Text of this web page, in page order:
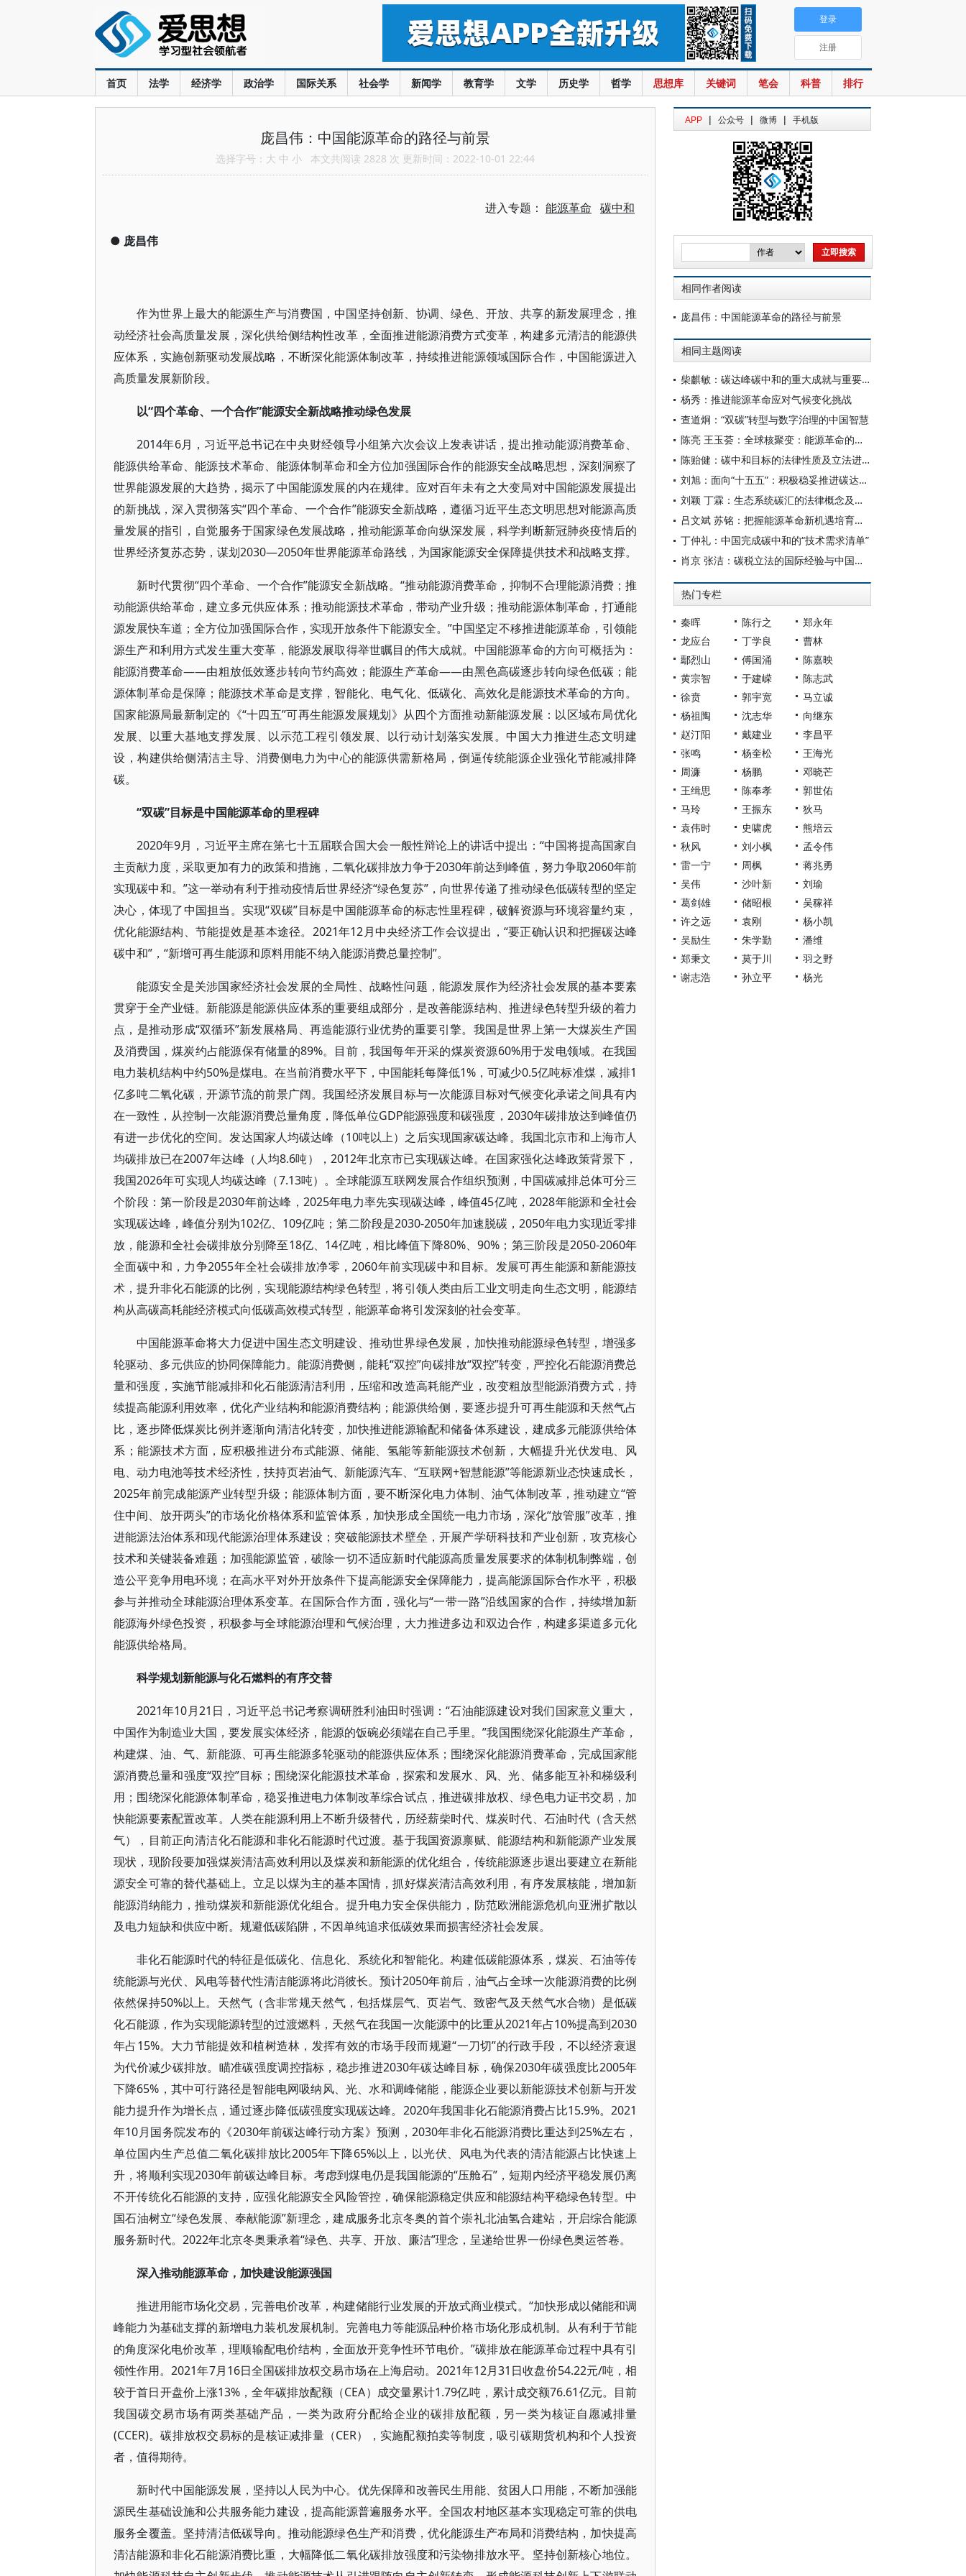
首页 法学 经济学 政治学 国际关系 社会学 新闻学 教育学 文学 历史学 哲学 思想库 关键词 笔会 科普 排行
登录
注册
庞昌伟：中国能源革命的路径与前景
选择字号： 大 中 小 本文共阅读 2828 次 更新时间：2022-10-01 22:44
进入专题： 能源革命 碳中和
● 庞昌伟
作为世界上最大的能源生产与消费国，中国坚持创新、协调、绿色、开放、共享的新发展理念，推
动经济社会高质量发展，深化供给侧结构性改革，全面推进能源消费方式变革，构建多元清洁的能源供
应体系，实施创新驱动发展战略，不断深化能源体制改革，持续推进能源领域国际合作，中国能源进入
高质量发展新阶段。
以“四个革命、一个合作”能源安全新战略推动绿色发展
2014年6月，习近平总书记在中央财经领导小组第六次会议上发表讲话，提出推动能源消费革命、
能源供给革命、能源技术革命、能源体制革命和全方位加强国际合作的能源安全战略思想，深刻洞察了
世界能源发展的大趋势，揭示了中国能源发展的内在规律。应对百年未有之大变局对中国能源发展提出
的新挑战，深入贯彻落实“四个革命、一个合作”能源安全新战略，遵循习近平生态文明思想对能源高质
量发展的指引，自觉服务于国家绿色发展战略，推动能源革命向纵深发展，科学判断新冠肺炎疫情后的
世界经济复苏态势，谋划2030—2050年世界能源革命路线，为国家能源安全保障提供技术和战略支撑。
新时代贯彻“四个革命、一个合作”能源安全新战略。“推动能源消费革命，抑制不合理能源消费；推
动能源供给革命，建立多元供应体系；推动能源技术革命，带动产业升级；推动能源体制革命，打通能
源发展快车道；全方位加强国际合作，实现开放条件下能源安全。”中国坚定不移推进能源革命，引领能
源生产和利用方式发生重大变革，能源发展取得举世瞩目的伟大成就。中国能源革命的方向可概括为：
能源消费革命——由粗放低效逐步转向节约高效；能源生产革命——由黑色高碳逐步转向绿色低碳；能
源体制革命是保障；能源技术革命是支撑，智能化、电气化、低碳化、高效化是能源技术革命的方向。
国家能源局最新制定的《“十四五”可再生能源发展规划》从四个方面推动新能源发展：以区域布局优化
发展、以重大基地支撑发展、以示范工程引领发展、以行动计划落实发展。中国大力推进生态文明建
设，构建供给侧清洁主导、消费侧电力为中心的能源供需新格局，倒逼传统能源企业强化节能减排降
碳。
“双碳”目标是中国能源革命的里程碑
2020年9月，习近平主席在第七十五届联合国大会一般性辩论上的讲话中提出：“中国将提高国家自
主贡献力度，采取更加有力的政策和措施，二氧化碳排放力争于2030年前达到峰值，努力争取2060年前
实现碳中和。”这一举动有利于推动疫情后世界经济“绿色复苏”，向世界传递了推动绿色低碳转型的坚定
决心，体现了中国担当。实现“双碳”目标是中国能源革命的标志性里程碑，破解资源与环境容量约束，
优化能源结构、节能提效是基本途径。2021年12月中央经济工作会议提出，“要正确认识和把握碳达峰
碳中和”，“新增可再生能源和原料用能不纳入能源消费总量控制”。
能源安全是关涉国家经济社会发展的全局性、战略性问题，能源发展作为经济社会发展的基本要素
贯穿于全产业链。新能源是能源供应体系的重要组成部分，是改善能源结构、推进绿色转型升级的着力
点，是推动形成“双循环”新发展格局、再造能源行业优势的重要引擎。我国是世界上第一大煤炭生产国
及消费国，煤炭约占能源保有储量的89%。目前，我国每年开采的煤炭资源60%用于发电领域。在我国
电力装机结构中约50%是煤电。在当前消费水平下，中国能耗每降低1%，可减少0.5亿吨标准煤，减排1
亿多吨二氧化碳，开源节流的前景广阔。我国经济发展目标与一次能源目标对气候变化承诺之间具有内
在一致性，从控制一次能源消费总量角度，降低单位GDP能源强度和碳强度，2030年碳排放达到峰值仍
有进一步优化的空间。发达国家人均碳达峰（10吨以上）之后实现国家碳达峰。我国北京市和上海市人
均碳排放已在2007年达峰（人均8.6吨），2012年北京市已实现碳达峰。在国家强化达峰政策背景下，
我国2026年可实现人均碳达峰（7.13吨）。全球能源互联网发展合作组织预测，中国碳减排总体可分三
个阶段：第一阶段是2030年前达峰，2025年电力率先实现碳达峰，峰值45亿吨，2028年能源和全社会
实现碳达峰，峰值分别为102亿、109亿吨；第二阶段是2030-2050年加速脱碳，2050年电力实现近零排
放，能源和全社会碳排放分别降至18亿、14亿吨，相比峰值下降80%、90%；第三阶段是2050-2060年
全面碳中和，力争2055年全社会碳排放净零，2060年前实现碳中和目标。发展可再生能源和新能源技
术，提升非化石能源的比例，实现能源结构绿色转型，将引领人类由后工业文明走向生态文明，能源结
构从高碳高耗能经济模式向低碳高效模式转型，能源革命将引发深刻的社会变革。
中国能源革命将大力促进中国生态文明建设、推动世界绿色发展，加快推动能源绿色转型，增强多
轮驱动、多元供应的协同保障能力。能源消费侧，能耗“双控”向碳排放“双控”转变，严控化石能源消费总
量和强度，实施节能减排和化石能源清洁利用，压缩和改造高耗能产业，改变粗放型能源消费方式，持
续提高能源利用效率，优化产业结构和能源消费结构；能源供给侧，要逐步提升可再生能源和天然气占
比，逐步降低煤炭比例并逐渐向清洁化转变，加快推进能源输配和储备体系建设，建成多元能源供给体
系；能源技术方面，应积极推进分布式能源、储能、氢能等新能源技术创新，大幅提升光伏发电、风
电、动力电池等技术经济性，扶持页岩油气、新能源汽车、“互联网+智慧能源”等能源新业态快速成长，
2025年前完成能源产业转型升级；能源体制方面，要不断深化电力体制、油气体制改革，推动建立“管
住中间、放开两头”的市场化价格体系和监管体系，加快形成全国统一电力市场，深化“放管服”改革，推
进能源法治体系和现代能源治理体系建设；突破能源技术壁垒，开展产学研科技和产业创新，攻克核心
技术和关键装备难题；加强能源监管，破除一切不适应新时代能源高质量发展要求的体制机制弊端，创
造公平竞争用电环境；在高水平对外开放条件下提高能源安全保障能力，提高能源国际合作水平，积极
参与并推动全球能源治理体系变革。在国际合作方面，强化与“一带一路”沿线国家的合作，持续增加新
能源海外绿色投资，积极参与全球能源治理和气候治理，大力推进多边和双边合作，构建多渠道多元化
能源供给格局。
科学规划新能源与化石燃料的有序交替
2021年10月21日，习近平总书记考察调研胜利油田时强调：“石油能源建设对我们国家意义重大，
中国作为制造业大国，要发展实体经济，能源的饭碗必须端在自己手里。”我国围绕深化能源生产革命，
构建煤、油、气、新能源、可再生能源多轮驱动的能源供应体系；围绕深化能源消费革命，完成国家能
源消费总量和强度“双控”目标；围绕深化能源技术革命，探索和发展水、风、光、储多能互补和梯级利
用；围绕深化能源体制革命，稳妥推进电力体制改革综合试点，推进碳排放权、绿色电力证书交易，加
快能源要素配置改革。人类在能源利用上不断升级替代，历经薪柴时代、煤炭时代、石油时代（含天然
气），目前正向清洁化石能源和非化石能源时代过渡。基于我国资源禀赋、能源结构和新能源产业发展
现状，现阶段要加强煤炭清洁高效利用以及煤炭和新能源的优化组合，传统能源逐步退出要建立在新能
源安全可靠的替代基础上。立足以煤为主的基本国情，抓好煤炭清洁高效利用，有序发展核能，增加新
能源消纳能力，推动煤炭和新能源优化组合。提升电力安全保供能力，防范欧洲能源危机向亚洲扩散以
及电力短缺和供应中断。规避低碳陷阱，不因单纯追求低碳效果而损害经济社会发展。
非化石能源时代的特征是低碳化、信息化、系统化和智能化。构建低碳能源体系，煤炭、石油等传
统能源与光伏、风电等替代性清洁能源将此消彼长。预计2050年前后，油气占全球一次能源消费的比例
依然保持50%以上。天然气（含非常规天然气，包括煤层气、页岩气、致密气及天然气水合物）是低碳
化石能源，作为实现能源转型的过渡燃料，天然气在我国一次能源中的比重从2021年占10%提高到2030
年占15%。大力节能提效和植树造林，发挥有效的市场手段而规避“一刀切”的行政手段，不以经济衰退
为代价减少碳排放。瞄准碳强度调控指标，稳步推进2030年碳达峰目标，确保2030年碳强度比2005年
下降65%，其中可行路径是智能电网吸纳风、光、水和调峰储能，能源企业要以新能源技术创新与开发
能力提升作为增长点，通过逐步降低碳强度实现碳达峰。2020年我国非化石能源消费占比15.9%。2021
年10月国务院发布的《2030年前碳达峰行动方案》预测，2030年非化石能源消费比重达到25%左右，
单位国内生产总值二氧化碳排放比2005年下降65%以上，以光伏、风电为代表的清洁能源占比快速上
升，将顺利实现2030年前碳达峰目标。考虑到煤电仍是我国能源的“压舱石”，短期内经济平稳发展仍离
不开传统化石能源的支持，应强化能源安全风险管控，确保能源稳定供应和能源结构平稳绿色转型。中
国石油树立“绿色发展、奉献能源”新理念，建成服务北京冬奥的首个崇礼北油氢合建站，开启综合能源
服务新时代。2022年北京冬奥秉承着“绿色、共享、开放、廉洁”理念，呈递给世界一份绿色奥运答卷。
深入推动能源革命，加快建设能源强国
推进用能市场化交易，完善电价改革，构建储能行业发展的开放式商业模式。“加快形成以储能和调
峰能力为基础支撑的新增电力装机发展机制。完善电力等能源品种价格市场化形成机制。从有利于节能
的角度深化电价改革，理顺输配电价结构，全面放开竞争性环节电价。”碳排放在能源革命过程中具有引
领性作用。2021年7月16日全国碳排放权交易市场在上海启动。2021年12月31日收盘价54.22元/吨，相
较于首日开盘价上涨13%，全年碳排放配额（CEA）成交量累计1.79亿吨，累计成交额76.61亿元。目前
我国碳交易市场有两类基础产品，一类为政府分配给企业的碳排放配额，另一类为核证自愿减排量
(CCER)。碳排放权交易标的是核证减排量（CER），实施配额拍卖等制度，吸引碳期货机构和个人投资
者，值得期待。
新时代中国能源发展，坚持以人民为中心。优先保障和改善民生用能、贫困人口用能，不断加强能
源民生基础设施和公共服务能力建设，提高能源普遍服务水平。全国农村地区基本实现稳定可靠的供电
服务全覆盖。坚持清洁低碳导向。推动能源绿色生产和消费，优化能源生产布局和消费结构，加快提高
清洁能源和非化石能源消费比重，大幅降低二氧化碳排放强度和污染物排放水平。坚持创新核心地位。
APP | 公众号 | 微博 | 手机版
相同作者阅读
庞昌伟：中国能源革命的路径与前景
相同主题阅读
柴麒敏：碳达峰碳中和的重大成就与重要任务
杨秀：推进能源革命应对气候变化挑战
查道炯：“双碳”转型与数字治理的中国智慧
陈亮 王玉荟：全球核聚变：能源革命的终极方案与中国作为
陈贻健：碳中和目标的法律性质及立法进路
刘旭：面向“十五五”：积极稳妥推进碳达峰碳中和
刘颖 丁霖：生态系统碳汇的法律概念及其权利构造
吕文斌 苏铭：把握能源革命新机遇培育新增长点
丁仲礼：中国完成碳中和的“技术需求清单”
肖京 张洁：碳税立法的国际经验与中国进路
热门专栏
秦晖 陈行之
郑永年
龙应台
丁学良
曹林
鄢烈山
傅国涌
陈嘉映
黄宗智
于建嵘
陈志武
徐贲
郭宇宽
马立诚
杨祖陶
沈志华
向继东
赵汀阳
戴建业
李昌平
张鸣
杨奎松
王海光
周濂
杨鹏
邓晓芒
王缉思
陈奉孝
郭世佑
马玲
王振东
狄马
袁伟时
史啸虎
熊培云
秋风
刘小枫
孟令伟
雷一宁
周枫
蒋兆勇
吴伟
沙叶新
刘瑜
葛剑雄
储昭根
吴稼祥
许之远
袁刚
杨小凯
吴励生
朱学勤
潘维
郑秉文
莫于川
羽之野
谢志浩
孙立平 杨光